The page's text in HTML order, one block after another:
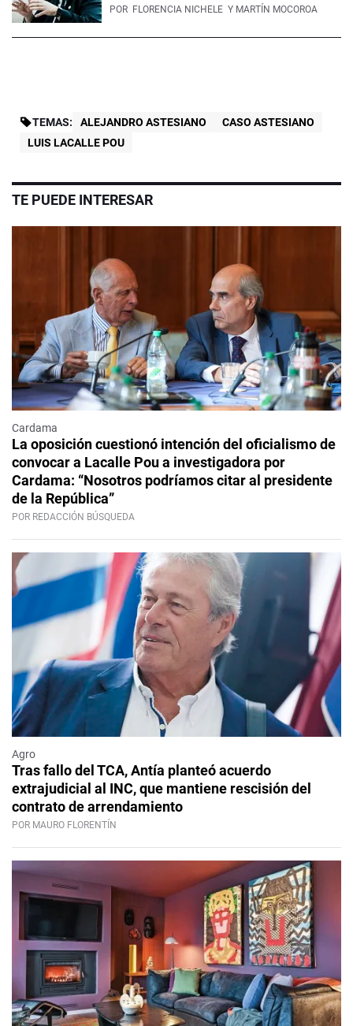
POR FLORENCIA NICHELE Y MARTÍN MOCOROA
TEMAS: ALEJANDRO ASTESIANO
CASO ASTESIANO
LUIS LACALLE POU
TE PUEDE INTERESAR
Cardama
La oposición cuestionó intención del oficialismo de
convocar a Lacalle Pou a investigadora por
Cardama: “Nosotros podríamos citar al presidente
de la República”
POR REDACCIÓN BÚSQUEDA
Agro
Tras fallo del TCA, Antía planteó acuerdo
extrajudicial al INC, que mantiene rescisión del
contrato de arrendamiento
POR MAURO FLORENTÍN